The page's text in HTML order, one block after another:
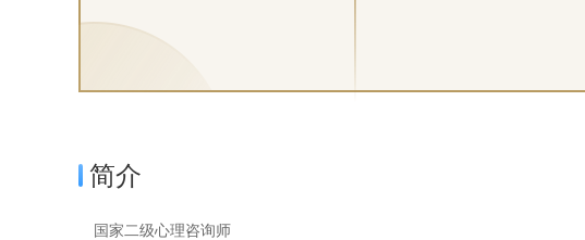
简介
国家二级心理咨询师